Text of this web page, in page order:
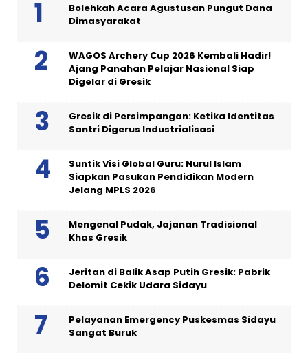
Bolehkah Acara Agustusan Pungut Dana
Dimasyarakat
WAGOS Archery Cup 2026 Kembali Hadir!
Ajang Panahan Pelajar Nasional Siap
Digelar di Gresik
Gresik di Persimpangan: Ketika Identitas
Santri Digerus Industrialisasi
Suntik Visi Global Guru: Nurul Islam
Siapkan Pasukan Pendidikan Modern
Jelang MPLS 2026
Mengenal Pudak, Jajanan Tradisional
Khas Gresik
Jeritan di Balik Asap Putih Gresik: Pabrik
Delomit Cekik Udara Sidayu
Pelayanan Emergency Puskesmas Sidayu
Sangat Buruk